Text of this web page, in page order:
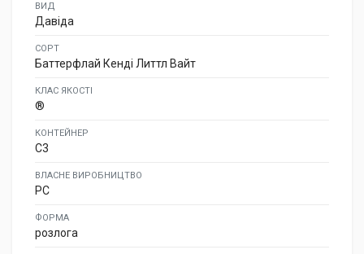
ВИД
Давіда
СОРТ
Баттерфлай Кенді Литтл Вайт
КЛАС ЯКОСТІ
®
КОНТЕЙНЕР
C3
ВЛАСНЕ ВИРОБНИЦТВО
PC
ФОРМА
розлога